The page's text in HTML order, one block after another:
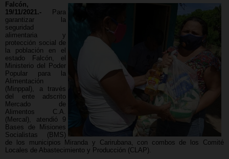
Falcón,
19/11/2021.- Para
garantizar la
seguridad
alimentaria y
protección social de
la población en el
estado Falcón, el
Ministerio del Poder
Popular para la
Alimentación
(Minppal), a través
del ente adscrito
Mercado de
Alimentos C.A.
(Mercal), atendió 9
Bases de Misiones
Socialistas (BMS)
de los municipios Miranda y Carirubana, con combos de los Comité
Locales de Abastecimiento y Producción (CLAP).